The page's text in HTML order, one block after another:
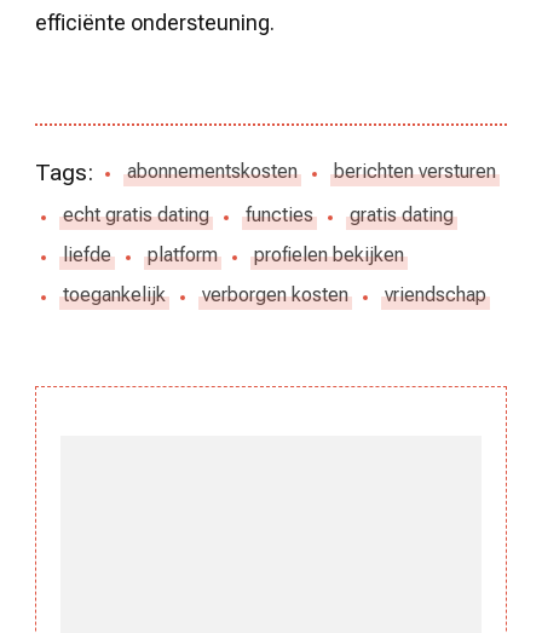
efficiënte ondersteuning.
Tags: abonnementskosten
berichten versturen
echt gratis dating
functies
gratis dating
liefde
platform
profielen bekijken
toegankelijk
verborgen kosten vriendschap